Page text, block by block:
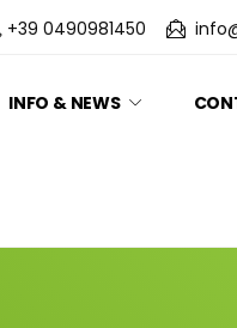
+39 0490981450
INFO & NEWS